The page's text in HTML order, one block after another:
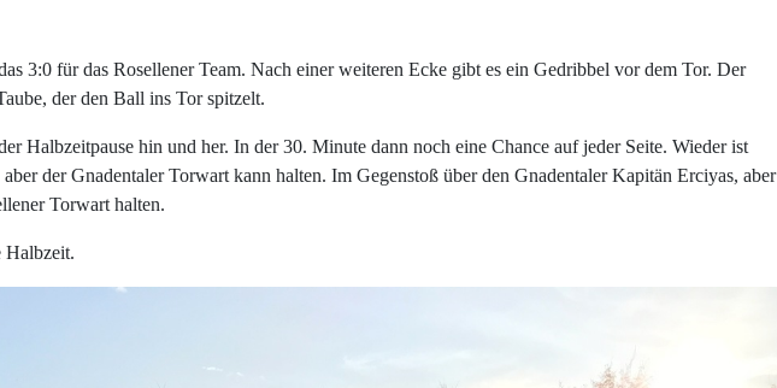
3:0 für das Rosellener Team. Nach einer weiteren Ecke gibt es ein Gedribbel vor dem Tor. Der
der den Ball ins Tor spitzelt.
Halbzeitpause hin und her. In der 30. Minute dann noch eine Chance auf jeder Seite. Wieder ist
der Gnadentaler Torwart kann halten. Im Gegenstoß über den Gnadentaler Kapitän Erciyas, aber
Torwart halten.
Halbzeit.